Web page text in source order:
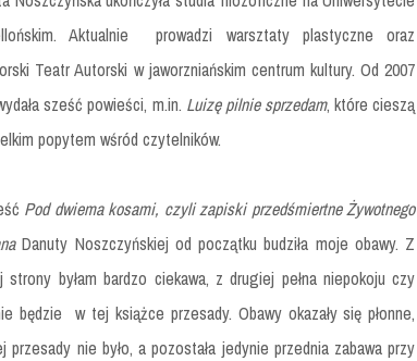
Aktualnie prowadzi warsztaty plastyczne oraz
Teatr Autorski w jaworzniańskim centrum kultury. Od 2007
sześć powieści, m.in. Luizę pilnie sprzedam, które cieszą
popytem wśród czytelników.
Pod dwiema kosami, czyli zapiski przedśmiertne Żywotnego
Danuty Noszczyńskiej od początku budziła moje obawy. Z
strony byłam bardzo ciekawa, z drugiej pełna niepokoju czy
będzie w tej książce przesady. Obawy okazały się płonne,
przesady nie było, a pozostała jedynie przednia zabawa przy